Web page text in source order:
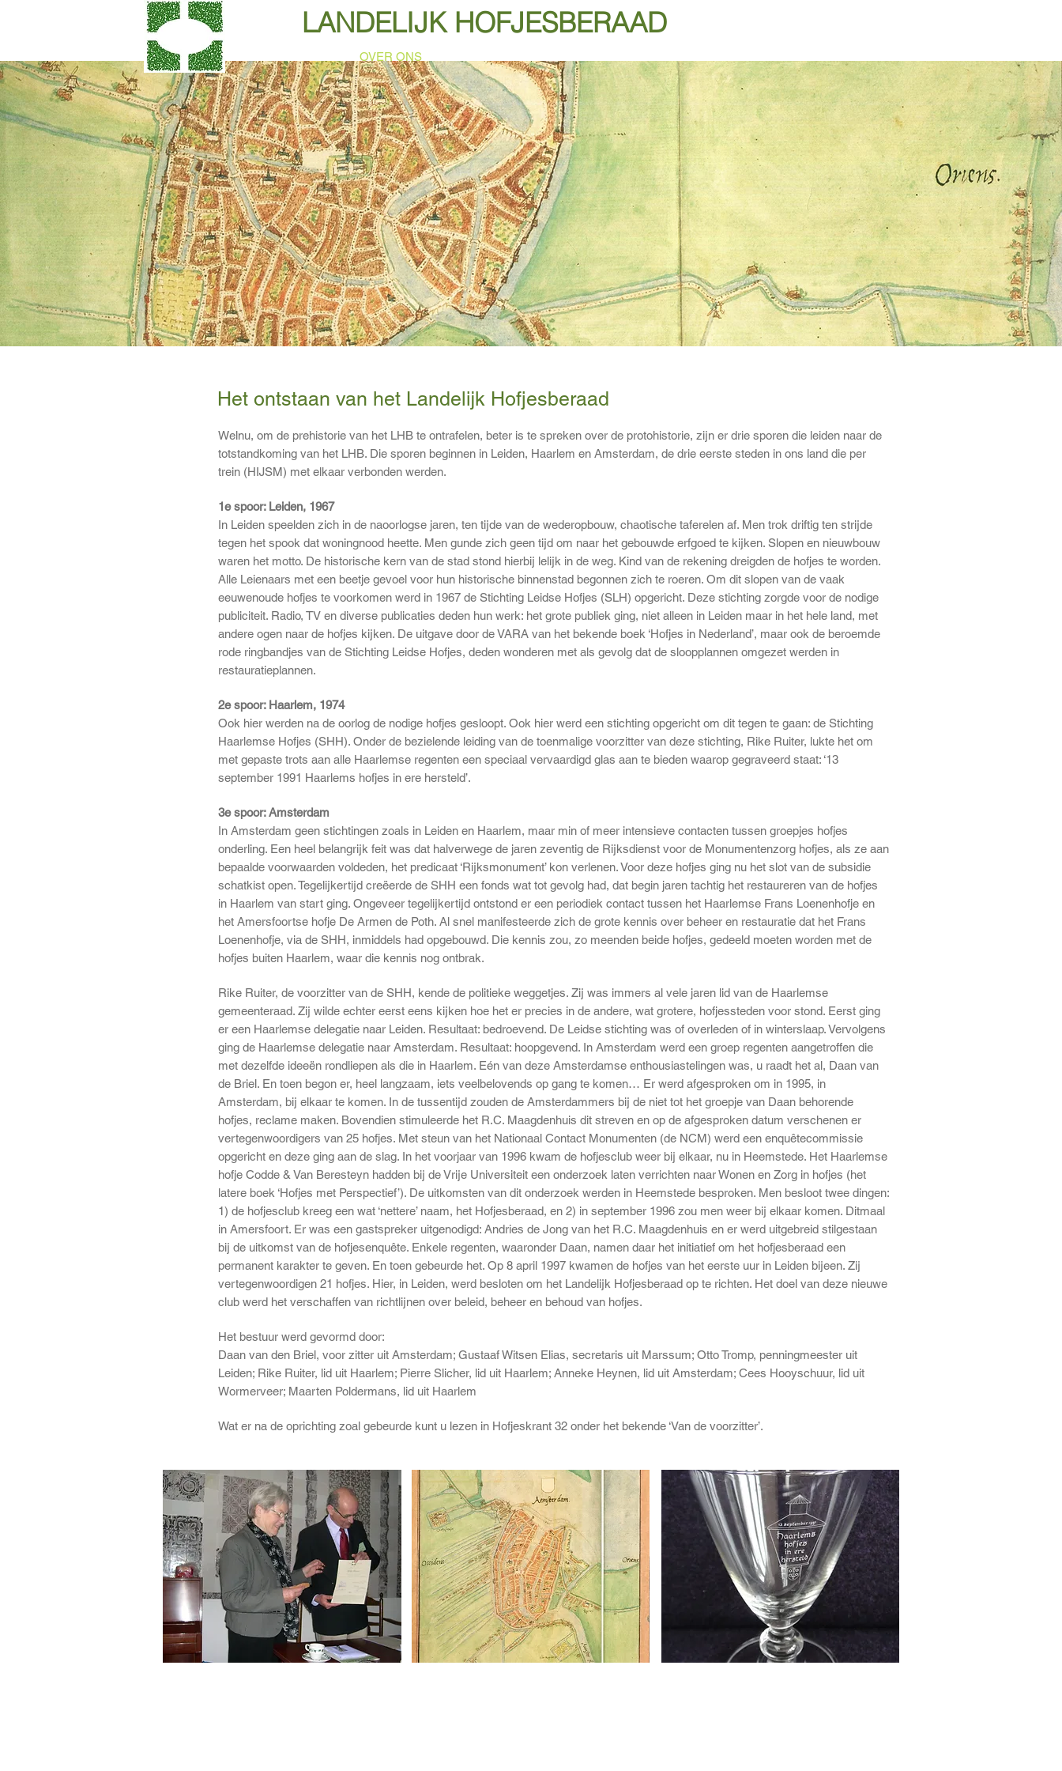
LANDELIJK HOFJESBERAAD
Het ontstaan van het Landelijk Hofjesberaad
Welnu, om de prehistorie van het LHB te ontrafelen, beter is te spreken over de protohistorie, zijn er drie sporen die leiden naar de
totstandkoming van het LHB. Die sporen beginnen in Leiden, Haarlem en Amsterdam, de drie eerste steden in ons land die per
trein (HIJSM) met elkaar verbonden werden.
1e spoor: Leiden, 1967
In Leiden speelden zich in de naoorlogse jaren, ten tijde van de wederopbouw, chaotische taferelen af. Men trok driftig ten strijde
tegen het spook dat woningnood heette. Men gunde zich geen tijd om naar het gebouwde erfgoed te kijken. Slopen en nieuwbouw
waren het motto. De historische kern van de stad stond hierbij lelijk in de weg. Kind van de rekening dreigden de hofjes te worden.
Alle Leienaars met een beetje gevoel voor hun historische binnenstad begonnen zich te roeren. Om dit slopen van de vaak
eeuwenoude hofjes te voorkomen werd in 1967 de Stichting Leidse Hofjes (SLH) opgericht. Deze stichting zorgde voor de nodige
publiciteit. Radio, TV en diverse publicaties deden hun werk: het grote publiek ging, niet alleen in Leiden maar in het hele land, met
andere ogen naar de hofjes kijken. De uitgave door de VARA van het bekende boek ‘Hofjes in Nederland’, maar ook de beroemde
rode ringbandjes van de Stichting Leidse Hofjes, deden wonderen met als gevolg dat de sloopplannen omgezet werden in
restauratieplannen.
2e spoor: Haarlem, 1974
Ook hier werden na de oorlog de nodige hofjes gesloopt. Ook hier werd een stichting opgericht om dit tegen te gaan: de Stichting
Haarlemse Hofjes (SHH). Onder de bezielende leiding van de toenmalige voorzitter van deze stichting, Rike Ruiter, lukte het om
met gepaste trots aan alle Haarlemse regenten een speciaal vervaardigd glas aan te bieden waarop gegraveerd staat: ‘13
september 1991 Haarlems hofjes in ere hersteld’.
3e spoor: Amsterdam
In Amsterdam geen stichtingen zoals in Leiden en Haarlem, maar min of meer intensieve contacten tussen groepjes hofjes
onderling. Een heel belangrijk feit was dat halverwege de jaren zeventig de Rijksdienst voor de Monumentenzorg hofjes, als ze aan
bepaalde voorwaarden voldeden, het predicaat ‘Rijksmonument’ kon verlenen. Voor deze hofjes ging nu het slot van de subsidie
schatkist open. Tegelijkertijd creëerde de SHH een fonds wat tot gevolg had, dat begin jaren tachtig het restaureren van de hofjes
in Haarlem van start ging. Ongeveer tegelijkertijd ontstond er een periodiek contact tussen het Haarlemse Frans Loenenhofje en
het Amersfoortse hofje De Armen de Poth. Al snel manifesteerde zich de grote kennis over beheer en restauratie dat het Frans
Loenenhofje, via de SHH, inmiddels had opgebouwd. Die kennis zou, zo meenden beide hofjes, gedeeld moeten worden met de
hofjes buiten Haarlem, waar die kennis nog ontbrak.
Rike Ruiter, de voorzitter van de SHH, kende de politieke weggetjes. Zij was immers al vele jaren lid van de Haarlemse
gemeenteraad. Zij wilde echter eerst eens kijken hoe het er precies in de andere, wat grotere, hofjessteden voor stond. Eerst ging
er een Haarlemse delegatie naar Leiden. Resultaat: bedroevend. De Leidse stichting was of overleden of in winterslaap. Vervolgens
ging de Haarlemse delegatie naar Amsterdam. Resultaat: hoopgevend. In Amsterdam werd een groep regenten aangetroffen die
met dezelfde ideeën rondliepen als die in Haarlem. Eén van deze Amsterdamse enthousiastelingen was, u raadt het al, Daan van
de Briel. En toen begon er, heel langzaam, iets veelbelovends op gang te komen… Er werd afgesproken om in 1995, in
Amsterdam, bij elkaar te komen. In de tussentijd zouden de Amsterdammers bij de niet tot het groepje van Daan behorende
hofjes, reclame maken. Bovendien stimuleerde het R.C. Maagdenhuis dit streven en op de afgesproken datum verschenen er
vertegenwoordigers van 25 hofjes. Met steun van het Nationaal Contact Monumenten (de NCM) werd een enquêtecommissie
opgericht en deze ging aan de slag. In het voorjaar van 1996 kwam de hofjesclub weer bij elkaar, nu in Heemstede. Het Haarlemse
hofje Codde & Van Beresteyn hadden bij de Vrije Universiteit een onderzoek laten verrichten naar Wonen en Zorg in hofjes (het
latere boek ‘Hofjes met Perspectief’). De uitkomsten van dit onderzoek werden in Heemstede besproken. Men besloot twee dingen:
1) de hofjesclub kreeg een wat ‘nettere’ naam, het Hofjesberaad, en 2) in september 1996 zou men weer bij elkaar komen. Ditmaal
in Amersfoort. Er was een gastspreker uitgenodigd: Andries de Jong van het R.C. Maagdenhuis en er werd uitgebreid stilgestaan
bij de uitkomst van de hofjesenquête. Enkele regenten, waaronder Daan, namen daar het initiatief om het hofjesberaad een
permanent karakter te geven. En toen gebeurde het. Op 8 april 1997 kwamen de hofjes van het eerste uur in Leiden bijeen. Zij
vertegenwoordigen 21 hofjes. Hier, in Leiden, werd besloten om het Landelijk Hofjesberaad op te richten. Het doel van deze nieuwe
club werd het verschaffen van richtlijnen over beleid, beheer en behoud van hofjes.
Het bestuur werd gevormd door:
Daan van den Briel, voor zitter uit Amsterdam; Gustaaf Witsen Elias, secretaris uit Marssum; Otto Tromp, penningmeester uit
Leiden; Rike Ruiter, lid uit Haarlem; Pierre Slicher, lid uit Haarlem; Anneke Heynen, lid uit Amsterdam; Cees Hooyschuur, lid uit
Wormerveer; Maarten Poldermans, lid uit Haarlem
Wat er na de oprichting zoal gebeurde kunt u lezen in Hofjeskrant 32 onder het bekende ‘Van de voorzitter’.
OVER ONS